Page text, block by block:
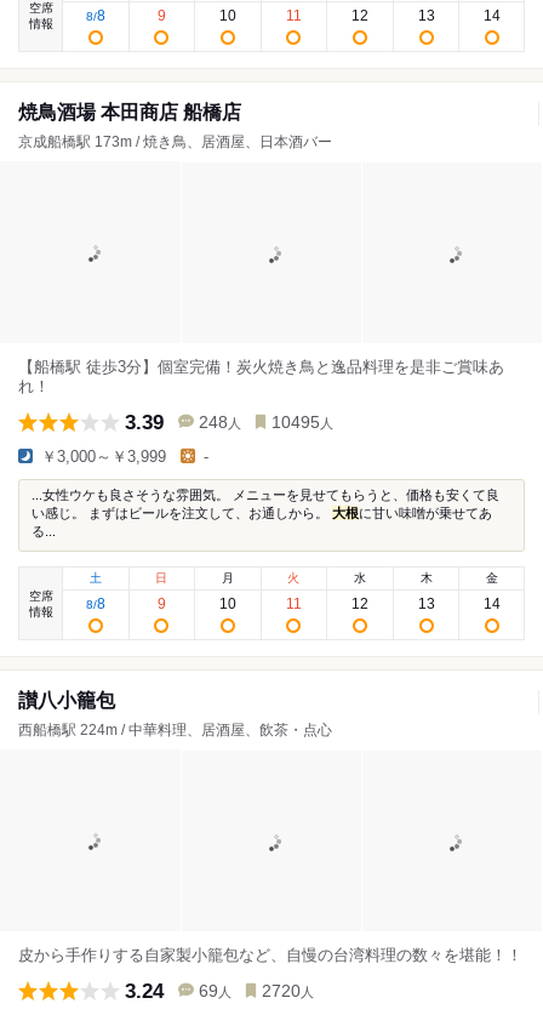
空席
情報
8/8 9 10 11 12 13 14
焼鳥酒場 本田商店 船橋店
京成船橋駅 173m / 焼き鳥、居酒屋、日本酒バー
【船橋駅 徒歩3分】個室完備！炭火焼き鳥と逸品料理を是非ご賞味あ
れ！
3.39 248 人 10495 人
￥3,000～￥3,999 -
...女性ウケも良さそうな雰囲気。 メニューを見せてもらうと、価格も安くて良
い感じ。 まずはビールを注文して、お通しから。 大根に甘い味噌が乗せてあ
る...
空席
情報
土
8/8
日
9
月
10
火
11
水
12
木
13
金
14
讃八小籠包
西船橋駅 224m / 中華料理、居酒屋、飲茶・点心
皮から手作りする自家製小籠包など、自慢の台湾料理の数々を堪能！！
3.24 69 人 2720 人